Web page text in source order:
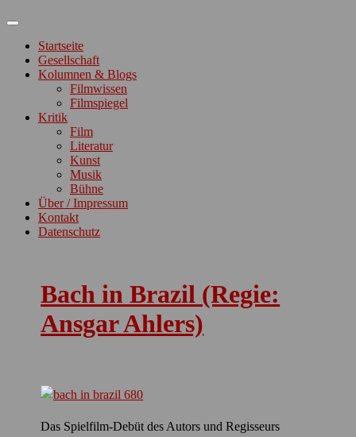
Suchfeld
ein-/ausblenden
Startseite
Gesellschaft
Kolumnen & Blogs
Filmwissen
Filmspiegel
Kritik
Film
Literatur
Kunst
Musik
Bühne
Über / Impressum
Kontakt
Datenschutz
Bach in Brazil (Regie:
Ansgar Ahlers)
Das Spielfilm-Debüt des Autors und Regisseurs